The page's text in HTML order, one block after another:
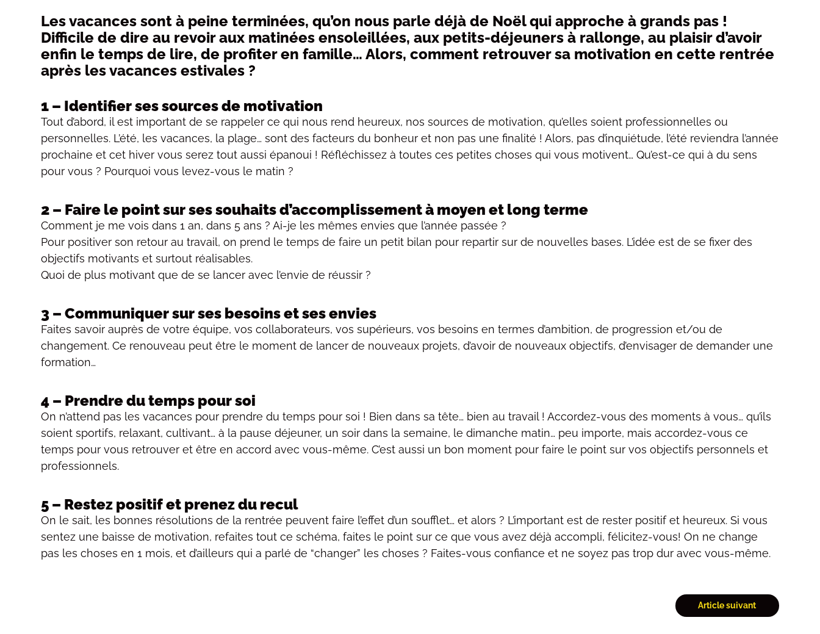
Les vacances sont à peine terminées, qu’on nous parle déjà de Noël qui approche à grands pas !
Difficile de dire au revoir aux matinées ensoleillées, aux petits-déjeuners à rallonge, au plaisir d’avoir
enfin le temps de lire, de profiter en famille… Alors, comment retrouver sa motivation en cette rentrée
après les vacances estivales ?
1 – Identifier ses sources de motivation
Tout d’abord, il est important de se rappeler ce qui nous rend heureux, nos sources de motivation, qu’elles soient professionnelles ou
personnelles. L’été, les vacances, la plage… sont des facteurs du bonheur et non pas une finalité ! Alors, pas d’inquiétude, l’été reviendra l’année
prochaine et cet hiver vous serez tout aussi épanoui ! Réfléchissez à toutes ces petites choses qui vous motivent… Qu’est-ce qui à du sens
pour vous ? Pourquoi vous levez-vous le matin ?
2 – Faire le point sur ses souhaits d’accomplissement à moyen et long terme
Comment je me vois dans 1 an, dans 5 ans ? Ai-je les mêmes envies que l’année passée ?
Pour positiver son retour au travail, on prend le temps de faire un petit bilan pour repartir sur de nouvelles bases. L’idée est de se fixer des
objectifs motivants et surtout réalisables.
Quoi de plus motivant que de se lancer avec l’envie de réussir ?
3 – Communiquer sur ses besoins et ses envies
Faites savoir auprès de votre équipe, vos collaborateurs, vos supérieurs, vos besoins en termes d’ambition, de progression et/ou de
changement. Ce renouveau peut être le moment de lancer de nouveaux projets, d’avoir de nouveaux objectifs, d’envisager de demander une
formation…
4 – Prendre du temps pour soi
On n’attend pas les vacances pour prendre du temps pour soi ! Bien dans sa tête… bien au travail ! Accordez-vous des moments à vous… qu’ils
soient sportifs, relaxant, cultivant… à la pause déjeuner, un soir dans la semaine, le dimanche matin… peu importe, mais accordez-vous ce
temps pour vous retrouver et être en accord avec vous-même. C’est aussi un bon moment pour faire le point sur vos objectifs personnels et
professionnels.
5 – Restez positif et prenez du recul
On le sait, les bonnes résolutions de la rentrée peuvent faire l’effet d’un soufflet… et alors ? L’important est de rester positif et heureux. Si vous
sentez une baisse de motivation, refaites tout ce schéma, faites le point sur ce que vous avez déjà accompli, félicitez-vous! On ne change
pas les choses en 1 mois, et d’ailleurs qui a parlé de “changer” les choses ? Faites-vous confiance et ne soyez pas trop dur avec vous-même.
Article suivant